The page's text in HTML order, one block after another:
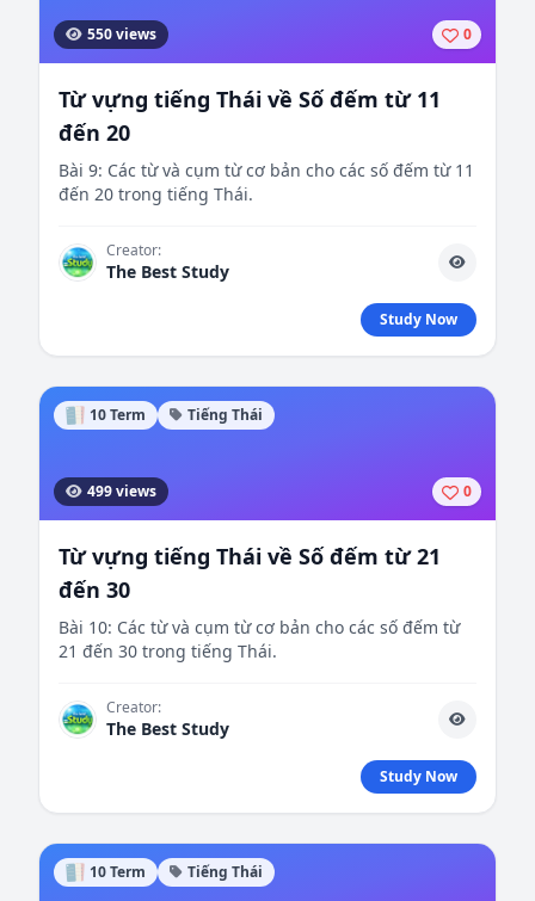
550 views 0
Từ vựng tiếng Thái về Số đếm từ 11
đến 20
Bài 9: Các từ và cụm từ cơ bản cho các số đếm từ 11
đến 20 trong tiếng Thái.
Creator:
The Best Study
Study Now
10 Term Tiếng Thái
499 views 0
Từ vựng tiếng Thái về Số đếm từ 21
đến 30
Bài 10: Các từ và cụm từ cơ bản cho các số đếm từ
21 đến 30 trong tiếng Thái.
Creator:
The Best Study
Study Now
10 Term Tiếng Thái